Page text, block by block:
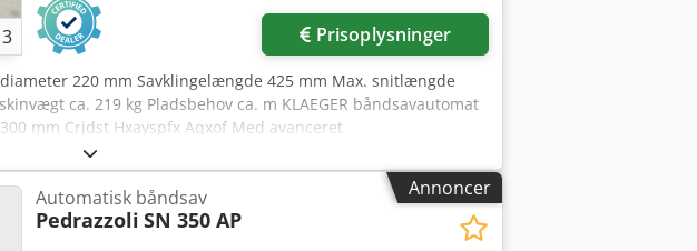
3 Prisoplysninger
220 mm Savklingelængde 425 mm Max. snitlængde
ca. 219 kg Pladsbehov ca. m KLAEGER båndsavautomat
mm Crjdst Hxayspfx Aqxof Med avanceret
foran og bagpå Savklingelængde 425 mm Hydraulisk
til geringssnit Kølervæskeanlæg, forhøjet
Annoncer
Automatisk båndsav
Pedrazzoli SN 350 AP